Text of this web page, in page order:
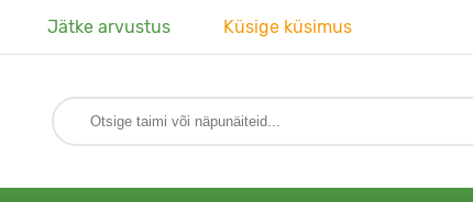
Jätke arvustus Küsige küsimus